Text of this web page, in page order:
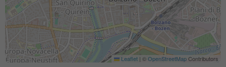
Leaflet | ©OpenStreetMapContributors